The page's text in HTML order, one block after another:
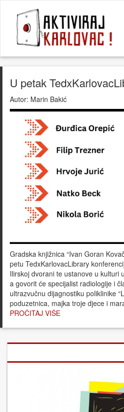
U petak
Autor: Marin Bakić
Gradska knjižnica “Ivan Goran
petu TedxKarlovacLibrary
Ilirskoj dvorani te ustanove u kulturi
a govorit će specijalist radiologije i
ultrazvučnu dijagnostiku poliklinike
poduzetnica, majka troje djece i
PROČITAJ VIŠE